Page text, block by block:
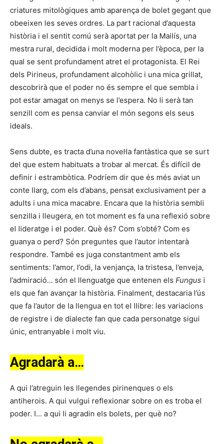
criatures mitològiques amb aparença de bolet gegant que
obeeixen les seves ordres. La part racional d’aquesta
història i el sentit comú serà aportat per la Mailís, una
mestra rural, decidida i molt moderna per l’època, per la
qual se sent profundament atret el protagonista. El Rei
dels Pirineus, profundament alcohòlic i una mica grillat,
descobrirà que el poder no és sempre el que sembla i
pot estar amagat on menys se l’espera. No li serà tan
senzill com es pensa canviar el món segons els seus
ideals.
Sens dubte, es tracta d’una novel·la fantàstica que se surt
del que estem habituats a trobar al mercat. És difícil de
definir i estrambòtica. Podríem dir que és més aviat un
conte llarg, com els d’abans, pensat exclusivament per a
adults i una mica macabre. Encara que la història sembli
senzilla i lleugera, en tot moment es fa una reflexió sobre
el lideratge i el poder. Què és? Com s’obté? Com es
guanya o perd? Són preguntes que l’autor intentarà
respondre. També es juga constantment amb els
sentiments: l’amor, l’odi, la venjança, la tristesa, l’enveja,
l’admiració… són el llenguatge que entenen els Fungus i
els que fan avançar la història. Finalment, destacaria l’ús
que fa l’autor de la llengua en tot el llibre: les variacions
de registre i de dialecte fan que cada personatge sigui
únic, entranyable i molt viu.
Agradarà a…
A qui l’atreguin les llegendes pirinenques o els
antiherois. A qui vulgui reflexionar sobre on es troba el
poder. I… a qui li agradin els bolets, per què no?